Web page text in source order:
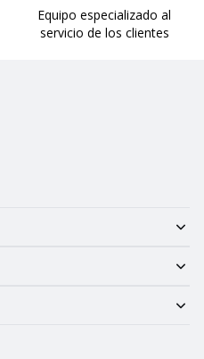
Equipo especializado al
servicio de los clientes